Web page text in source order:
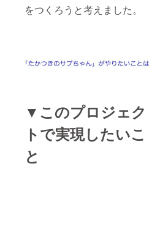
をつくろうと考えました。
▼このプロジェク
トで実現したいこ
と